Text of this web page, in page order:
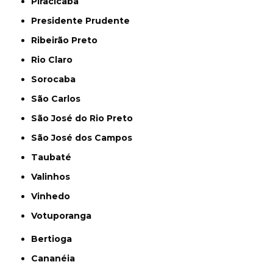
Presidente Prudente
Ribeirão Preto
Rio Claro
Sorocaba
São Carlos
São José do Rio Preto
São José dos Campos
Taubaté
Valinhos
Vinhedo
Votuporanga
Bertioga
Cananéia